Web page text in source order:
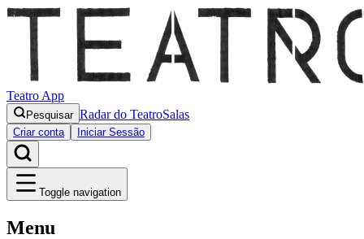
Teatro App
Pesquisar Radar do TeatroSalas
Criar conta Iniciar Sessão
Toggle navigation
Menu